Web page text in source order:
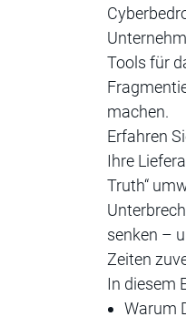
Tools für
machen.
Erfahren
Ihre
Truth“
senken –
Zeiten
In diesem
Warum